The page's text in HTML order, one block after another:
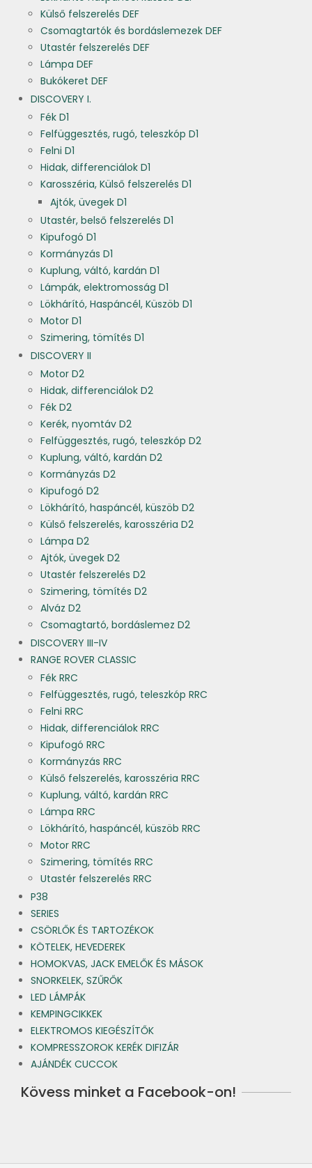
Külső felszerelés DEF
Csomagtartók és bordáslemezek DEF
Utastér felszerelés DEF
Lámpa DEF
Bukókeret DEF
DISCOVERY I.
Fék D1
Felfüggesztés, rugó, teleszkóp D1
Felni D1
Hidak, differenciálok D1
Karosszéria, Külső felszerelés D1
Ajtók, üvegek D1
Utastér, belső felszerelés D1
Kipufogó D1
Kormányzás D1
Kuplung, váltó, kardán D1
Lámpák, elektromosság D1
Lökhárító, Haspáncél, Küszöb D1
Motor D1
Szimering, tömítés D1
DISCOVERY II
Motor D2
Hidak, differenciálok D2
Fék D2
Kerék, nyomtáv D2
Felfüggesztés, rugó, teleszkóp D2
Kuplung, váltó, kardán D2
Kormányzás D2
Kipufogó D2
Lökhárító, haspáncél, küszöb D2
Külső felszerelés, karosszéria D2
Lámpa D2
Ajtók, üvegek D2
Utastér felszerelés D2
Szimering, tömítés D2
Alváz D2
Csomagtartó, bordáslemez D2
DISCOVERY III-IV
RANGE ROVER CLASSIC
Fék RRC
Felfüggesztés, rugó, teleszkóp RRC
Felni RRC
Hidak, differenciálok RRC
Kipufogó RRC
Kormányzás RRC
Külső felszerelés, karosszéria RRC
Kuplung, váltó, kardán RRC
Lámpa RRC
Lökhárító, haspáncél, küszöb RRC
Motor RRC
Szimering, tömítés RRC
Utastér felszerelés RRC
P38
SERIES
CSÖRLŐK ÉS TARTOZÉKOK
KÖTELEK, HEVEDEREK
HOMOKVAS, JACK EMELŐK ÉS MÁSOK
SNORKELEK, SZŰRŐK
LED LÁMPÁK
KEMPINGCIKKEK
ELEKTROMOS KIEGÉSZÍTŐK
KOMPRESSZOROK KERÉK DIFIZÁR
AJÁNDÉK CUCCOK
Kövess minket a Facebook-on!